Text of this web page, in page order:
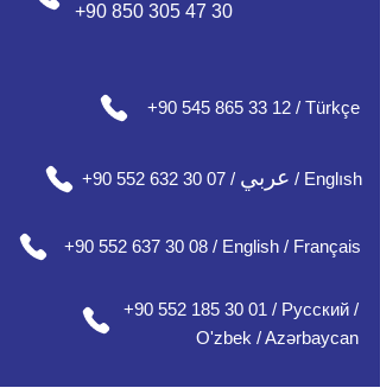
+90 850 305 47 30
+90 545 865 33 12 / Türkçe
+90 552 632 30 07 / عربي / Englısh
+90 552 637 30 08 / English / Français
+90 552 185 30 01 / Русский /
О'zbek / Azərbaycan